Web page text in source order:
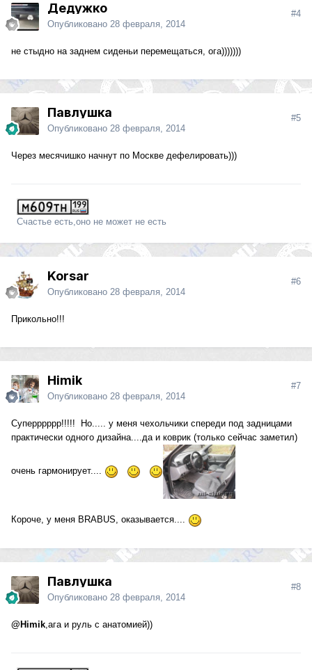
Дедужко
Опубликовано 28 февраля, 2014
#4
не стыдно на заднем сиденьи перемещаться, ога)))))))
Павлушка
Опубликовано 28 февраля, 2014
#5
Через месячишко начнут по Москве дефелировать)))
Счастье есть,оно не может не есть
Korsar
Опубликовано 28 февраля, 2014
#6
Прикольно!!!
Himik
Опубликовано 28 февраля, 2014
#7
Суперррррр!!!!! Но..... у меня чехольчики спереди под задницами
практически одного дизайна....да и коврик (только сейчас заметил)
очень гармонирует....
Короче, у меня BRABUS, оказывается....
Павлушка
Опубликовано 28 февраля, 2014
#8
@Himik,ага и руль с анатомией))